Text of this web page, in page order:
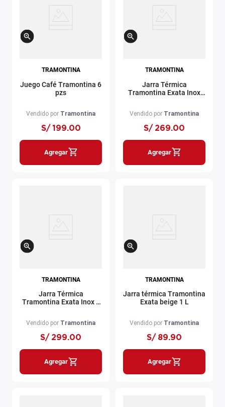
TRAMONTINA
Juego Café Tramontina 6
pzs
Vendido por Tramontina
S/ 199.00
Agregar
TRAMONTINA
Jarra Térmica
Tramontina Exata Inox
Vendido por Tramontina
S/ 269.00
Agregar
TRAMONTINA
Jarra Térmica
Tramontina Exata Inox 1
Vendido por Tramontina
S/ 299.00
Agregar
TRAMONTINA
Jarra térmica Tramontina
Exata beige 1 L
Vendido por Tramontina
S/ 89.90
Agregar